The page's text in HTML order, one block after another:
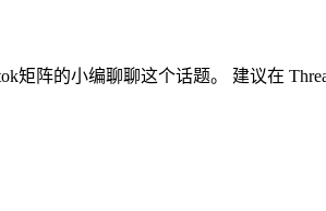
矩阵的小编聊聊这个话题。 建议在